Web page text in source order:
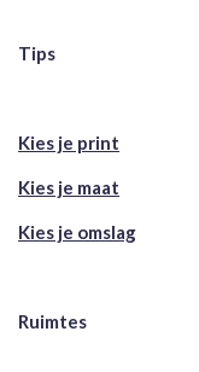
Tips
Kies je print
Kies je maat
Kies je omslag
Ruimtes